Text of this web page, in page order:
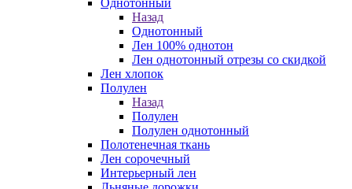
Однотонный
Назад
Однотонный
Лен 100% однотон
Лен однотонный отрезы со скидкой
Лен хлопок
Полулен
Назад
Полулен
Полулен однотонный
Полотенечная ткань
Лен сорочечный
Интерьерный лен